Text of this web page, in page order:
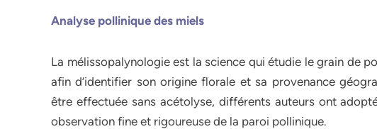
Analyse pollinique des miels
La mélissopalynologie est la science qui étudie le grain de
afin d’identifier son origine florale et sa provenance
être effectuée sans acétolyse, différents auteurs ont
observation fine et rigoureuse de la paroi pollinique.